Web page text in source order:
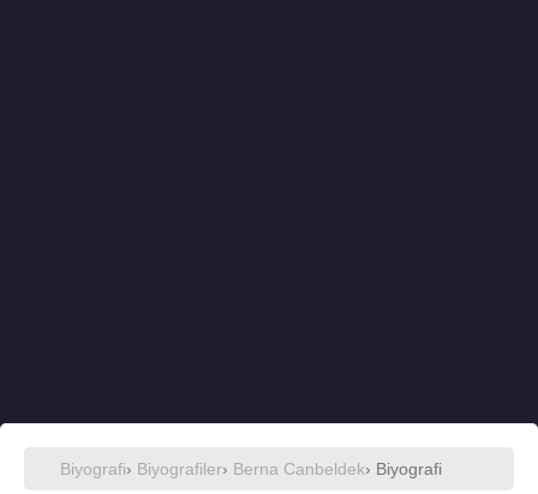
Biyografi› Biyografiler› Berna Canbeldek› Biyografi